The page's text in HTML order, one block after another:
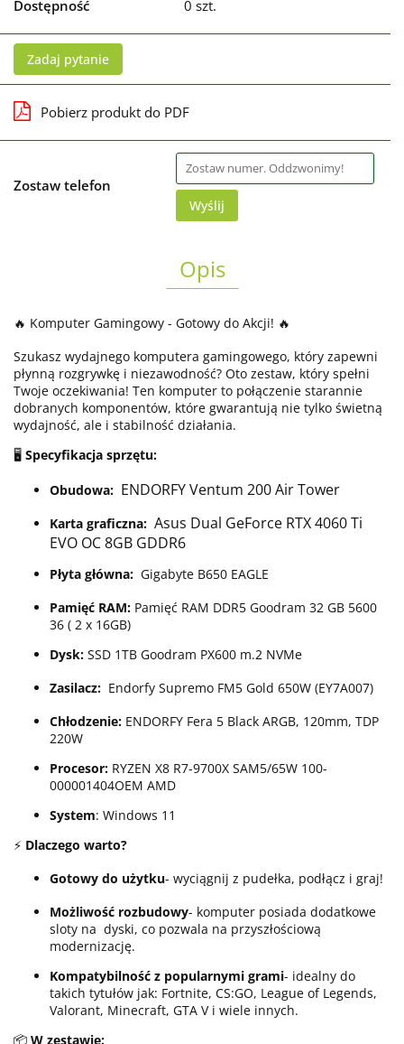
Dostępność 0 szt.
Zadaj pytanie
Pobierz produkt do PDF
Zostaw telefon
Wyślij
Opis
🔥 Komputer Gamingowy - Gotowy do Akcji! 🔥
Szukasz wydajnego komputera gamingowego, który zapewni
płynną rozgrywkę i niezawodność? Oto zestaw, który spełni
Twoje oczekiwania! Ten komputer to połączenie starannie
dobranych komponentów, które gwarantują nie tylko świetną
wydajność, ale i stabilność działania.
🖥️ Specyfikacja sprzętu:
Obudowa: ENDORFY Ventum 200 Air Tower
Karta graficzna: Asus Dual GeForce RTX 4060 Ti
EVO OC 8GB GDDR6
Płyta główna: Gigabyte B650 EAGLE
Pamięć RAM: Pamięć RAM DDR5 Goodram 32 GB 5600
36 ( 2 x 16GB)
Dysk: SSD 1TB Goodram PX600 m.2 NVMe
Zasilacz: Endorfy Supremo FM5 Gold 650W (EY7A007)
Chłodzenie: ENDORFY Fera 5 Black ARGB, 120mm, TDP
220W
Procesor: RYZEN X8 R7-9700X SAM5/65W 100-
000001404OEM AMD
System: Windows 11
⚡ Dlaczego warto?
Gotowy do użytku- wyciągnij z pudełka, podłącz i graj!
Możliwość rozbudowy- komputer posiada dodatkowe
sloty na dyski, co pozwala na przyszłościową
modernizację.
Kompatybilność z popularnymi grami- idealny do
takich tytułów jak: Fortnite, CS:GO, League of Legends,
Valorant, Minecraft, GTA V i wiele innych.
📦 W zestawie: